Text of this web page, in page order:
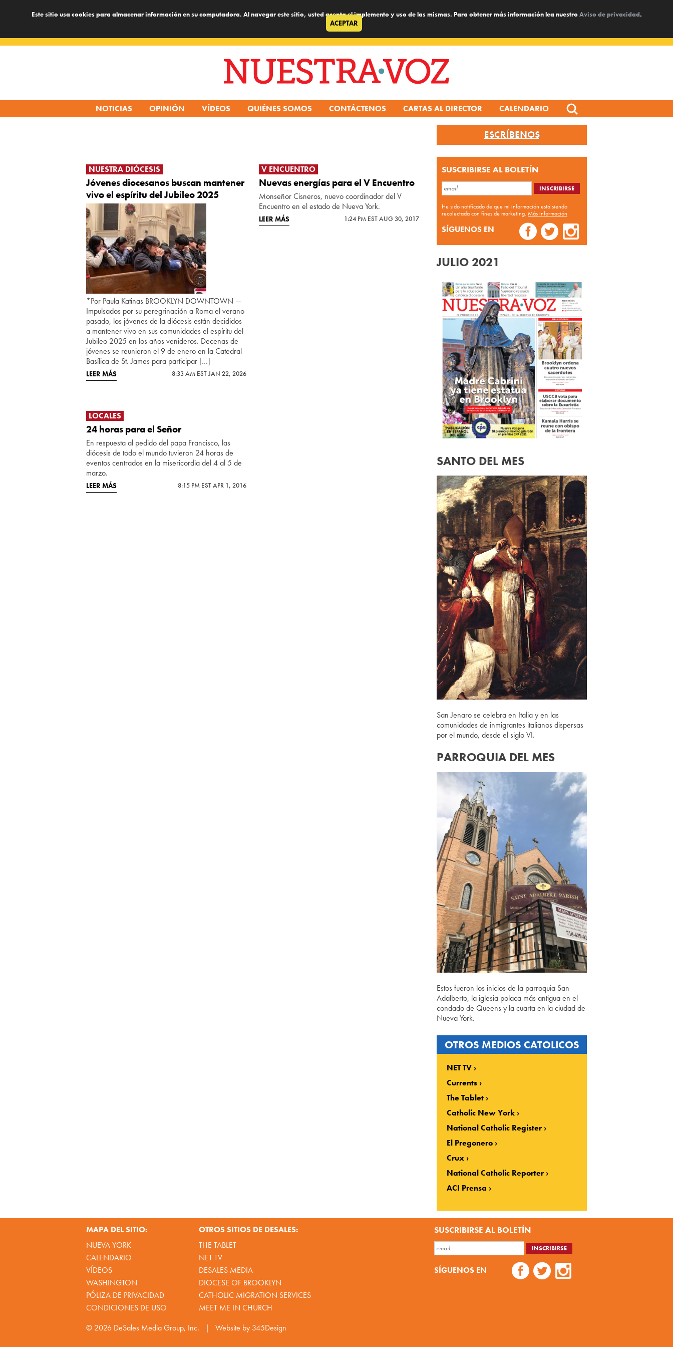
Este sitio usa cookies para almacenar información en su computadora. Al navegar este sitio, usted acepta el implemento y uso de las mismas. Para obtener más información lea nuestroAviso de privacidad.
ACEPTAR
NOTICIAS OPINIÓN VÍDEOS QUIÉNES SOMOS CONTÁCTENOS CARTAS AL DIRECTOR CALENDARIO
Search
for:
NUESTRA DIÓCESIS
Jóvenes diocesanos buscan mantener
vivo el espíritu del Jubileo 2025
*Por Paula Katinas BROOKLYN DOWNTOWN —
Impulsados por su peregrinación a Roma el verano
pasado, los jóvenes de la diócesis están decididos
a mantener vivo en sus comunidades el espíritu del
Jubileo 2025 en los años venideros. Decenas de
jóvenes se reunieron el 9 de enero en la Catedral
Basílica de St. James para participar […]
LEER MÁS 8:33 AM EST JAN 22, 2026
V ENCUENTRO
Nuevas energías para el V Encuentro
Monseñor Cisneros, nuevo coordinador del V
Encuentro en el estado de Nueva York.
LEER MÁS 1:24 PM EST AUG 30, 2017
LOCALES
24 horas para el Señor
En respuesta al pedido del papa Francisco, las
diócesis de todo el mundo tuvieron 24 horas de
eventos centrados en la misericordia del 4 al 5 de
marzo.
LEER MÁS 8:15 PM EST APR 1, 2016
ESCRÍBENOS
SUSCRIBIRSE AL BOLETÍN
He sido notificado de que mi información está siendo
recolectada con fines de marketing. Más información
SÍGUENOS EN
JULIO 2021
SANTO DEL MES
San Jenaro se celebra en Italia y en las
comunidades de inmigrantes italianos dispersas
por el mundo, desde el siglo VI.
PARROQUIA DEL MES
Estos fueron los inicios de la parroquia San
Adalberto, la iglesia polaca más antigua en el
condado de Queens y la cuarta en la ciudad de
Nueva York.
OTROS MEDIOS CATOLICOS
NET TV
Currents
The Tablet
Catholic New York
National Catholic Register
El Pregonero
Crux
National Catholic Reporter
ACI Prensa
MAPA DEL SITIO:
NUEVA YORK
CALENDARIO
VÍDEOS
WASHINGTON
PÓLIZA DE PRIVACIDAD
CONDICIONES DE USO
OTROS SITIOS DE DESALES:
THE TABLET
NET TV
DESALES MEDIA
DIOCESE OF BROOKLYN
CATHOLIC MIGRATION SERVICES
MEET ME IN CHURCH
SUSCRIBIRSE AL BOLETÍN
SÍGUENOS EN
© 2026 DeSales Media Group, Inc. | Website by 345Design